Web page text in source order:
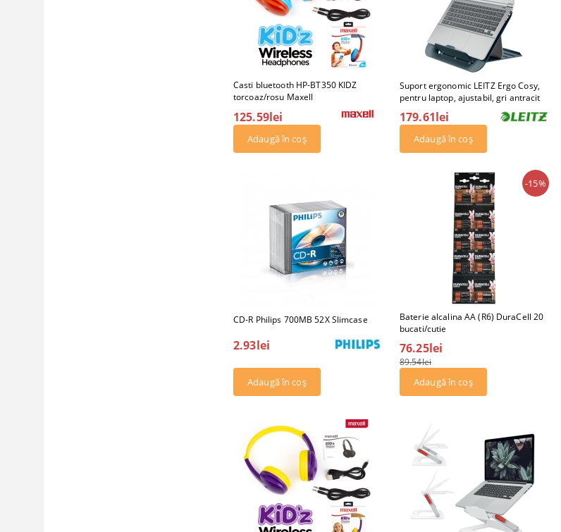
Casti bluetooth HP-BT350 KIDZ
torcoaz/rosu Maxell
125.59lei
Suport ergonomic LEITZ Ergo Cosy,
pentru laptop, ajustabil, gri antracit
179.61lei
CD-R Philips 700MB 52X Slimcase
2.93lei
Baterie alcalina AA (R6) DuraCell 20
bucati/cutie
-15%
76.25lei
89.54lei